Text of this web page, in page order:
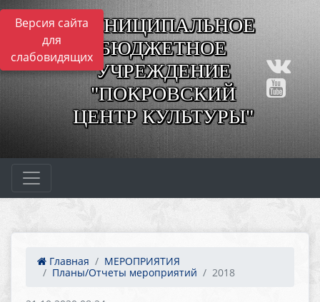
Версия сайта
для
слабовидящих
МУНИЦИПАЛЬНОЕ
БЮДЖЕТНОЕ
УЧРЕЖДЕНИЕ
"ПОКРОВСКИЙ
ЦЕНТР КУЛЬТУРЫ"
Главная
МЕРОПРИЯТИЯ
Планы/Отчеты мероприятий
2018